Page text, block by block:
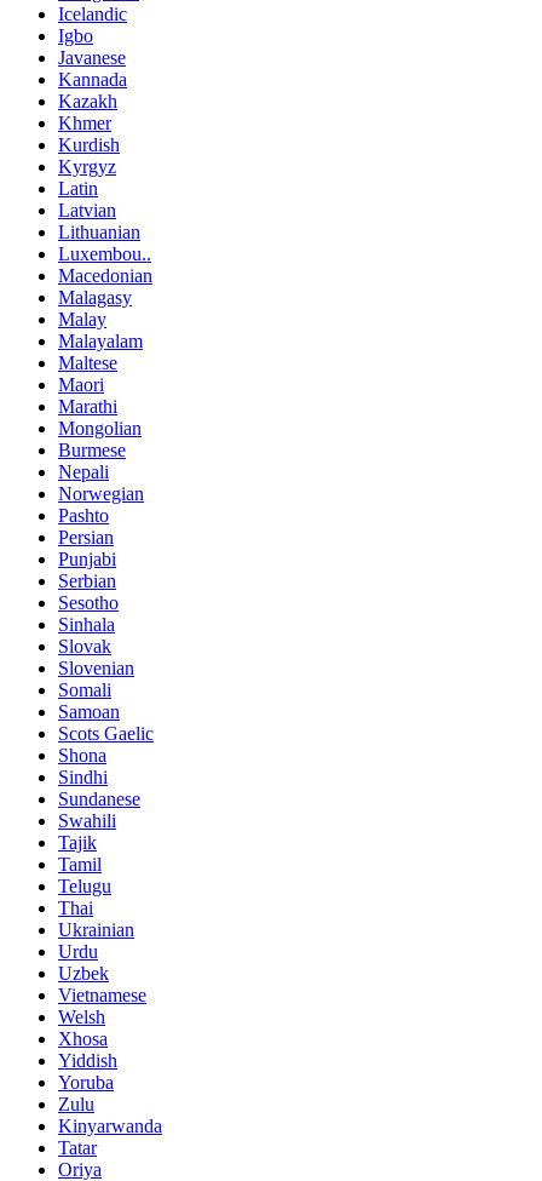
Icelandic
Igbo
Javanese
Kannada
Kazakh
Khmer
Kurdish
Kyrgyz
Latin
Latvian
Lithuanian
Luxembou..
Macedonian
Malagasy
Malay
Malayalam
Maltese
Maori
Marathi
Mongolian
Burmese
Nepali
Norwegian
Pashto
Persian
Punjabi
Serbian
Sesotho
Sinhala
Slovak
Slovenian
Somali
Samoan
Scots Gaelic
Shona
Sindhi
Sundanese
Swahili
Tajik
Tamil
Telugu
Thai
Ukrainian
Urdu
Uzbek
Vietnamese
Welsh
Xhosa
Yiddish
Yoruba
Zulu
Kinyarwanda
Tatar
Oriya